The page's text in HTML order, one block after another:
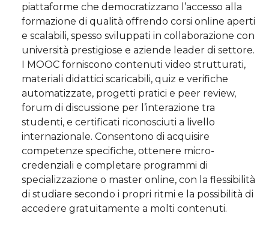
piattaforme che democratizzano l’accesso alla
formazione di qualità offrendo corsi online aperti
e scalabili, spesso sviluppati in collaborazione con
università prestigiose e aziende leader di settore.
I MOOC forniscono contenuti video strutturati,
materiali didattici scaricabili, quiz e verifiche
automatizzate, progetti pratici e peer review,
forum di discussione per l’interazione tra
studenti, e certificati riconosciuti a livello
internazionale. Consentono di acquisire
competenze specifiche, ottenere micro-
credenziali e completare programmi di
specializzazione o master online, con la flessibilità
di studiare secondo i propri ritmi e la possibilità di
accedere gratuitamente a molti contenuti.